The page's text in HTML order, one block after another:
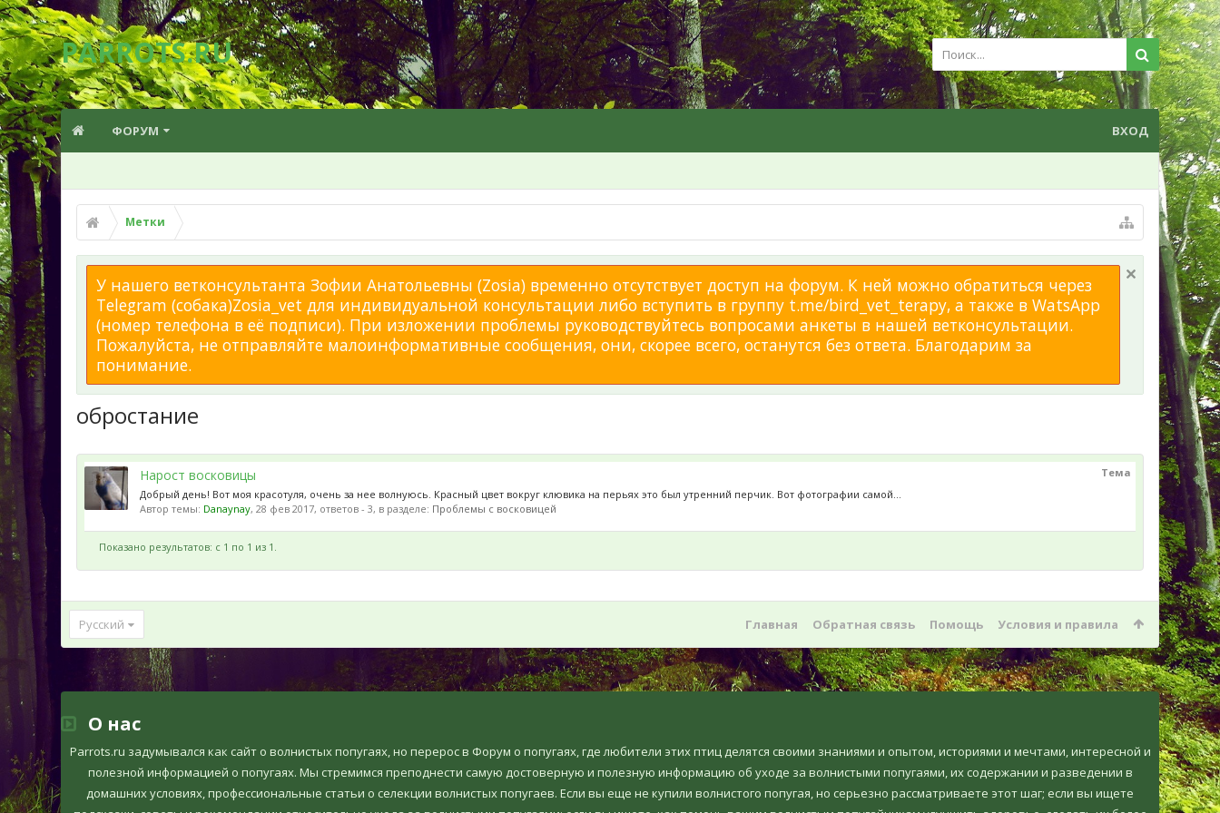
PARROTS.RU
ФОРУМ ВХОД
Метки
У нашего ветконсультанта Зофии Анатольевны (Zosia) временно отсутствует доступ на форум. К ней можно обратиться через
Telegram (собака)Zosia_vet для индивидуальной консультации либо вступить в группу t.me/bird_vet_terapy, а также в WatsApp
(номер телефона в её подписи). При изложении проблемы руководствуйтесь вопросами анкеты в нашей ветконсультации.
Пожалуйста, не отправляйте малоинформативные сообщения, они, скорее всего, останутся без ответа. Благодарим за
понимание.
обростание
Тема
Нарост восковицы
Добрый день! Вот моя красотуля, очень за нее волнуюсь. Красный цвет вокруг клювика на перьях это был утренний перчик. Вот фотографии самой...
Автор темы: Danaynay,28 фев 2017, ответов - 3, в разделе: Проблемы с восковицей
Показано результатов: с 1 по 1 из 1.
Русский Главная Обратная связь Помощь Условия и правила
О нас
Parrots.ru задумывался как сайт о волнистых попугаях, но перерос в Форум о попугаях, где любители этих птиц делятся своими знаниями и опытом, историями и мечтами, интересной и
полезной информацией о попугаях. Мы стремимся преподнести самую достоверную и полезную информацию об уходе за волнистыми попугаями, их содержании и разведении в
домашних условиях, профессиональные статьи о селекции волнистых попугаев. Если вы еще не купили волнистого попугая, но серьезно рассматриваете этот шаг; если вы ищете